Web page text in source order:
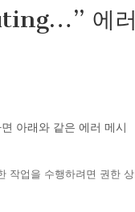
에러
아래와 같은 에러 메시
작업을 수행하려면 권한 상